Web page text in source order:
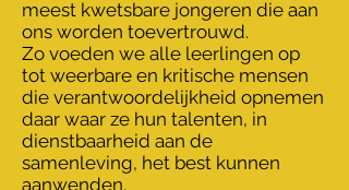
meest kwetsbare jongeren die aan
ons worden toevertrouwd.
Zo voeden we alle leerlingen op
tot weerbare en kritische mensen
die verantwoordelijkheid opnemen
daar waar ze hun talenten, in
dienstbaarheid aan de
samenleving, het best kunnen
aanwenden.